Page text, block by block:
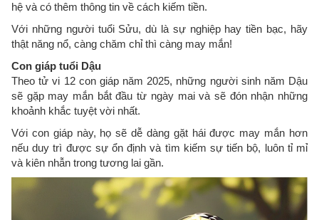
hệ và có thêm thông tin về cách kiếm tiền.
Với những người tuổi Sửu, dù là sự nghiệp hay tiền bạc, hãy
thật năng nổ, càng chăm chỉ thì càng may mắn!
Con giáp tuổi Dậu
Theo tử vi 12 con giáp năm 2025, những người sinh năm Dậu
sẽ gặp may mắn bắt đầu từ ngày mai và sẽ đón nhận những
khoảnh khắc tuyệt vời nhất.
Với con giáp này, họ sẽ dễ dàng gặt hái được may mắn hơn
nếu duy trì được sự ổn định và tìm kiếm sự tiến bộ, luôn tỉ mỉ
và kiên nhẫn trong tương lai gần.